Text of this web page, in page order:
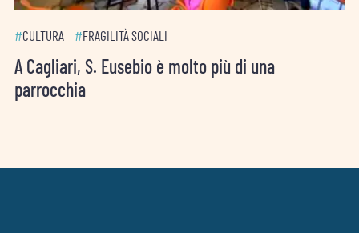
#CULTURA #FRAGILITÀ SOCIALI
A Cagliari, S. Eusebio è molto più di una
parrocchia